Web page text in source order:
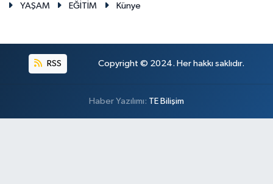
YAŞAM
EĞİTİM Künye
RSS Copyright © 2024. Her hakkı saklıdır.
Haber Yazılımı: TE Bilişim